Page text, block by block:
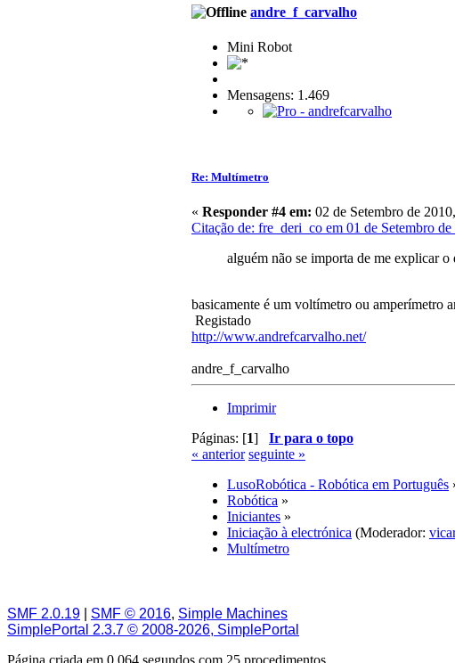
andre_f_carvalho
Mini Robot
Mensagens: 1.469
Re: Multímetro
« Responder #4 em: 02 de Setembro de
Citação de: fre_deri_co em 01 de Setembro
alguém não se importa de me explicar
basicamente é um voltímetro ou amperímetro
Registado
http://www.andrefcarvalho.net/
andre_f_carvalho
Imprimir
Páginas: [1] Ir para o topo
« anterior seguinte »
LusoRobótica - Robótica em Português
Robótica »
Iniciantes »
Iniciação à electrónica (Moderador:
Multímetro
SMF 2.0.19 SMF © 2016, Simple Machines
SimplePortal 2.3.7 © 2008-2026, SimplePortal
Página criada em 0.064 segundos com 25 procedimentos.